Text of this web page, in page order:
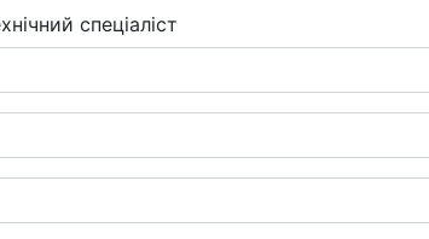
спеціаліст